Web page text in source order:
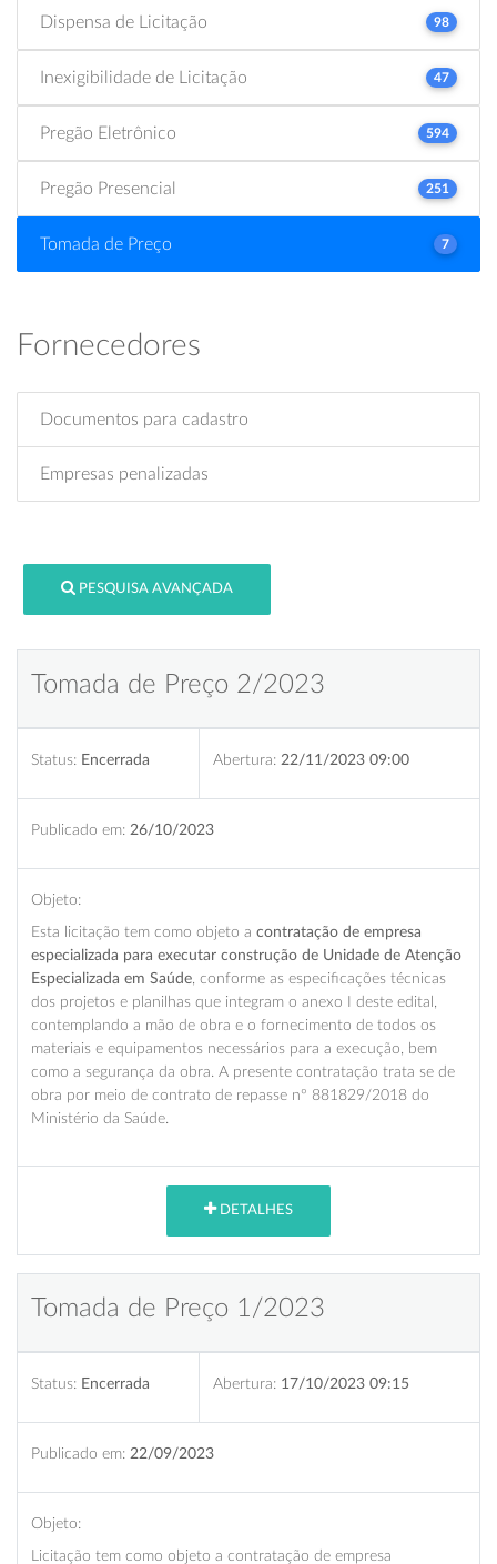
Dispensa de Licitação 98
Inexigibilidade de Licitação 47
Pregão Eletrônico 594
Pregão Presencial 251
Tomada de Preço 7
Fornecedores
Documentos para cadastro
Empresas penalizadas
PESQUISA AVANÇADA
Tomada de Preço 2/2023
Status: Encerrada Abertura: 22/11/2023 09:00
Publicado em: 26/10/2023
Objeto:
Esta licitação tem como objeto a contratação de empresa
especializada para executar construção de Unidade de Atenção
Especializada em Saúde , conforme as especificações técnicas
dos projetos e planilhas que integram o anexo I deste edital,
contemplando a mão de obra e o fornecimento de todos os
materiais e equipamentos necessários para a execução, bem
como a segurança da obra. A presente contratação trata se de
obra por meio de contrato de repasse nº 881829/2018 do
Ministério da Saúde.
DETALHES
Tomada de Preço 1/2023
Status: Encerrada Abertura: 17/10/2023 09:15
Publicado em: 22/09/2023
Objeto:
Licitação tem como objeto a contratação de empresa